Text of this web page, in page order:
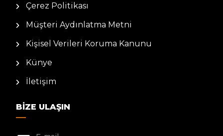
Çerez Politikası
Müşteri Aydınlatma Metni
Kişisel Verileri Koruma Kanunu
Künye
İletişim
BIZE ULAŞIN